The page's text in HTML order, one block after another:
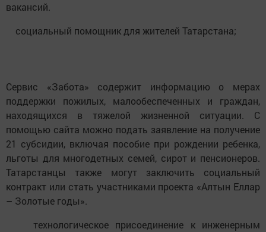
вакансий.
социальный помощник для жителей Татарстана;
Сервис «Забота» содержит информацию о мерах
поддержки пожилых, малообеспеченных и граждан,
находящихся в тяжелой жизненной ситуации. С
помощью сайта можно подать заявление на получение
21 субсидии, включая пособие при рождении ребенка,
льготы для многодетных семей, сирот и пенсионеров.
Татарстанцы также могут заключить социальный
контракт или стать участниками проекта «Алтын Еллар
– Золотые годы».
технологическое присоединение к инженерным